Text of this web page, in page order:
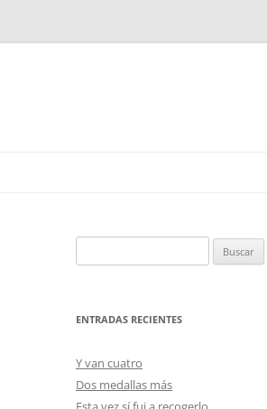
ENTRADAS RECIENTES
Y van cuatro
Dos medallas más